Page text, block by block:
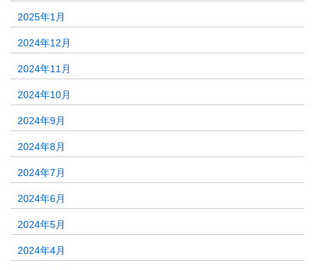
2025年1月
2024年12月
2024年11月
2024年10月
2024年9月
2024年8月
2024年7月
2024年6月
2024年5月
2024年4月